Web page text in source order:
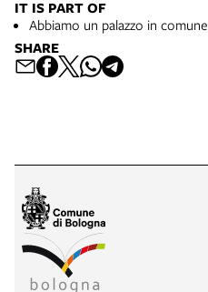
IT IS PART OF
Abbiamo un palazzo in comune
SHARE